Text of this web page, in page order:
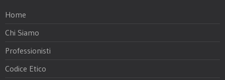
Home
Chi Siamo
Professionisti
Codice Etico